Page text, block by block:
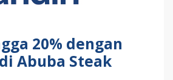
20% dengan
Abuba Steak